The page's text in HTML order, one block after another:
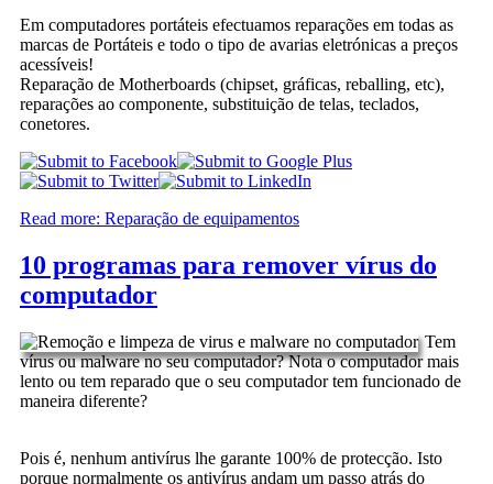
Em computadores portáteis efectuamos reparações em todas as
marcas de Portáteis e todo o tipo de avarias eletrónicas a preços
acessíveis!
Reparação de Motherboards (chipset, gráficas, reballing, etc),
reparações ao componente, substituição de telas, teclados,
conetores.
Read more: Reparação de equipamentos
10 programas para remover vírus do
computador
Tem
vírus ou malware no seu computador? Nota o computador mais
lento ou tem reparado que o seu computador tem funcionado de
maneira diferente?
Pois é, nenhum antivírus lhe garante 100% de protecção. Isto
porque normalmente os antivírus andam um passo atrás do